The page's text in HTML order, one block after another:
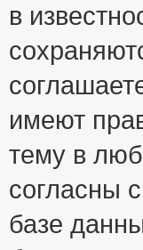
в
имеют
тему в
согласны
базе